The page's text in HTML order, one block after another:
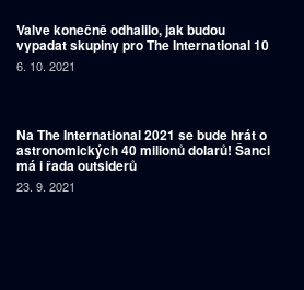
Valve konečně odhalilo, jak budou
vypadat skupiny pro The International 10
6. 10. 2021
Na The International 2021 se bude hrát o
astronomických 40 milionů dolarů! Šanci
má i řada outsiderů
23. 9. 2021